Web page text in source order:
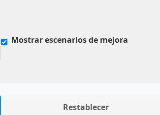
Mostrar escenarios de mejora
Restablecer